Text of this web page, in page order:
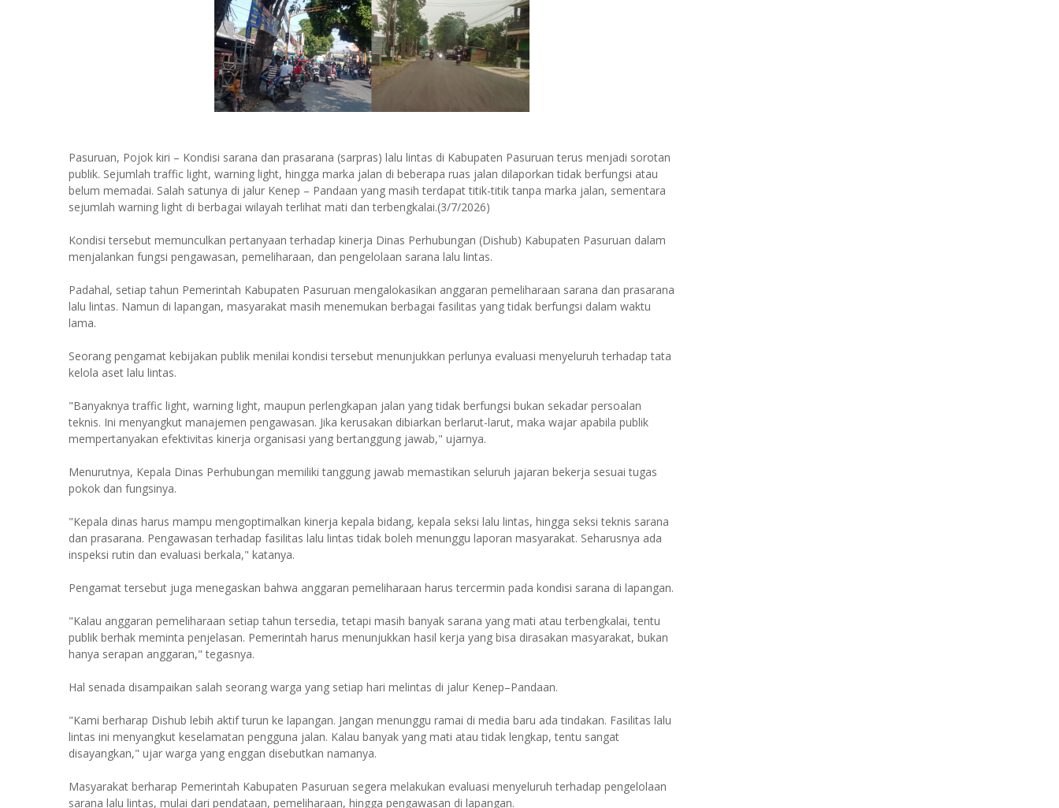
Pasuruan, Pojok kiri – Kondisi sarana dan prasarana (sarpras) lalu lintas di Kabupaten Pasuruan terus menjadi sorotan
publik. Sejumlah traffic light, warning light, hingga marka jalan di beberapa ruas jalan dilaporkan tidak berfungsi atau
belum memadai. Salah satunya di jalur Kenep – Pandaan yang masih terdapat titik-titik tanpa marka jalan, sementara
sejumlah warning light di berbagai wilayah terlihat mati dan terbengkalai.(3/7/2026)
Kondisi tersebut memunculkan pertanyaan terhadap kinerja Dinas Perhubungan (Dishub) Kabupaten Pasuruan dalam
menjalankan fungsi pengawasan, pemeliharaan, dan pengelolaan sarana lalu lintas.
Padahal, setiap tahun Pemerintah Kabupaten Pasuruan mengalokasikan anggaran pemeliharaan sarana dan prasarana
lalu lintas. Namun di lapangan, masyarakat masih menemukan berbagai fasilitas yang tidak berfungsi dalam waktu
lama.
Seorang pengamat kebijakan publik menilai kondisi tersebut menunjukkan perlunya evaluasi menyeluruh terhadap tata
kelola aset lalu lintas.
"Banyaknya traffic light, warning light, maupun perlengkapan jalan yang tidak berfungsi bukan sekadar persoalan
teknis. Ini menyangkut manajemen pengawasan. Jika kerusakan dibiarkan berlarut-larut, maka wajar apabila publik
mempertanyakan efektivitas kinerja organisasi yang bertanggung jawab," ujarnya.
Menurutnya, Kepala Dinas Perhubungan memiliki tanggung jawab memastikan seluruh jajaran bekerja sesuai tugas
pokok dan fungsinya.
"Kepala dinas harus mampu mengoptimalkan kinerja kepala bidang, kepala seksi lalu lintas, hingga seksi teknis sarana
dan prasarana. Pengawasan terhadap fasilitas lalu lintas tidak boleh menunggu laporan masyarakat. Seharusnya ada
inspeksi rutin dan evaluasi berkala," katanya.
Pengamat tersebut juga menegaskan bahwa anggaran pemeliharaan harus tercermin pada kondisi sarana di lapangan.
"Kalau anggaran pemeliharaan setiap tahun tersedia, tetapi masih banyak sarana yang mati atau terbengkalai, tentu
publik berhak meminta penjelasan. Pemerintah harus menunjukkan hasil kerja yang bisa dirasakan masyarakat, bukan
hanya serapan anggaran," tegasnya.
Hal senada disampaikan salah seorang warga yang setiap hari melintas di jalur Kenep–Pandaan.
"Kami berharap Dishub lebih aktif turun ke lapangan. Jangan menunggu ramai di media baru ada tindakan. Fasilitas lalu
lintas ini menyangkut keselamatan pengguna jalan. Kalau banyak yang mati atau tidak lengkap, tentu sangat
disayangkan," ujar warga yang enggan disebutkan namanya.
Masyarakat berharap Pemerintah Kabupaten Pasuruan segera melakukan evaluasi menyeluruh terhadap pengelolaan
sarana lalu lintas, mulai dari pendataan, pemeliharaan, hingga pengawasan di lapangan.